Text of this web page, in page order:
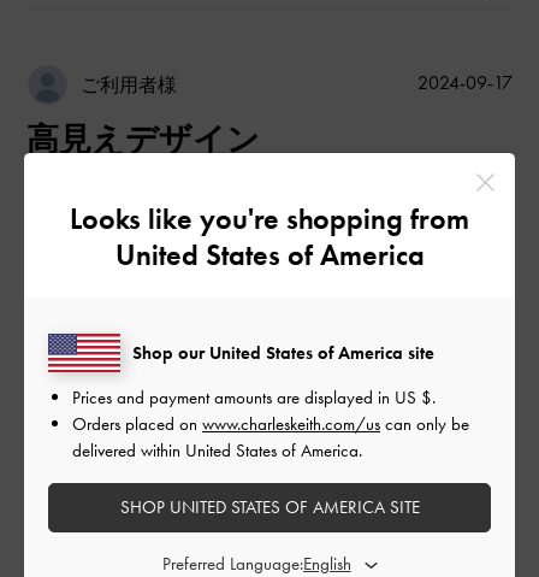
ご利用者様
高見えデザイン
程よい大きさ、程よい光沢。
これからの季節活躍してくれること間違いなしです。
デザイン
とてもよかった
品質
とてもよかった
公
2024-09-17
Looks like you're shopping from
United States of America
Shop our United States of America site
Prices and payment amounts are displayed in US $.
Orders placed on www.charleskeith.com/us can only be
delivered within United States of America.
SHOP UNITED STATES OF AMERICA SITE
Preferred Language: